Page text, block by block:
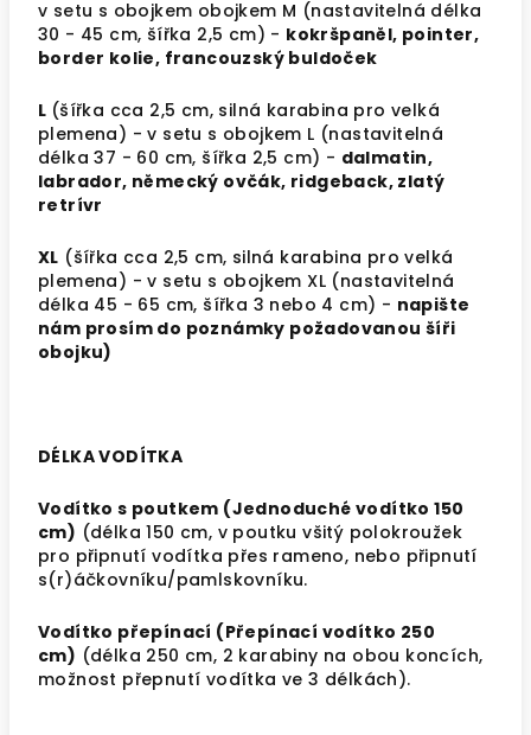
v setu s obojkem obojkem M (nastavitelná délka
30 - 45 cm, šířka 2,5 cm) - kokršpaněl, pointer,
border kolie, francouzský buldoček
L (šířka cca 2,5 cm, silná karabina pro velká
plemena) - v setu s obojkem L (nastavitelná
délka 37 - 60 cm, šířka 2,5 cm) - dalmatin,
labrador, německý ovčák, ridgeback, zlatý
retrívr
XL (šířka cca 2,5 cm, silná karabina pro velká
plemena) - v setu s obojkem XL (nastavitelná
délka 45 - 65 cm, šířka 3 nebo 4 cm) - napište
nám prosím do poznámky požadovanou šíři
obojku)
DÉLKA VODÍTKA
Vodítko s poutkem (Jednoduché vodítko 150
cm) (délka 150 cm, v poutku všitý polokroužek
pro připnutí vodítka přes rameno, nebo připnutí
s(r)áčkovníku/pamlskovníku.
Vodítko přepínací (Přepínací vodítko 250
cm) (délka 250 cm, 2 karabiny na obou koncích,
možnost přepnutí vodítka ve 3 délkách).